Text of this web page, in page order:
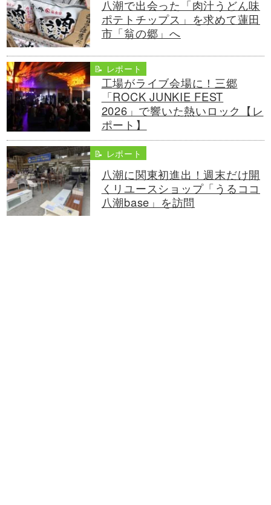
八潮で出会った「肉汁うどん味
ポテトチップス」を求めて蓮田
市「翁の郷」へ
📝 レポート
工場がライブ会場に！三郷
「ROCK JUNKIE FEST
2026」で響いた熱いロック【レ
ポート】
📝 レポート
八潮に関東初進出！週末だけ開
くリユースショップ「うるココ
八潮base」を訪問